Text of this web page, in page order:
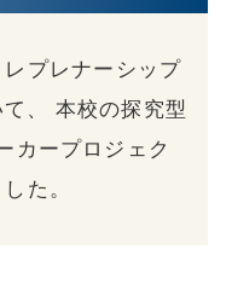
プレナーシップ
、
本校の探究型
カープロジェク
た。